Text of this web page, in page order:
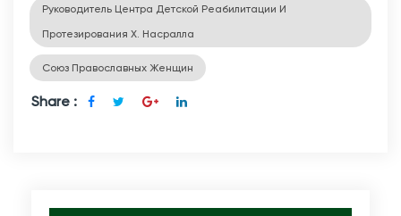
Руководитель Центра Детской Реабилитации И
Протезирования Х. Насралла
Союз Православных Женщин
Share :